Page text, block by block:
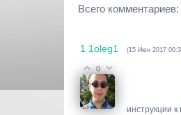
Всего комментариев:
1 1oleg1 (15 Июн 2017
0
инструкции к